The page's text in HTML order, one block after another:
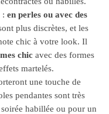
: en perles ou avec des
plus discrètes, et les
chic à votre look. Il
chic avec des formes
martelés.
une touche de
pendantes sont très
habillée ou pour un